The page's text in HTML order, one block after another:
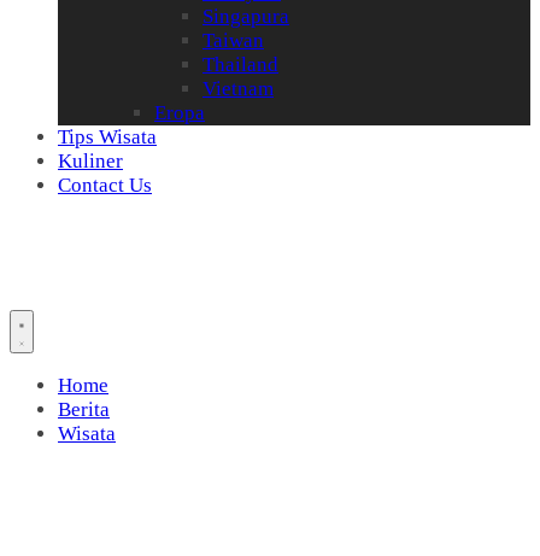
Singapura
Taiwan
Thailand
Vietnam
Eropa
Tips Wisata
Kuliner
Contact Us
Home
Berita
Wisata